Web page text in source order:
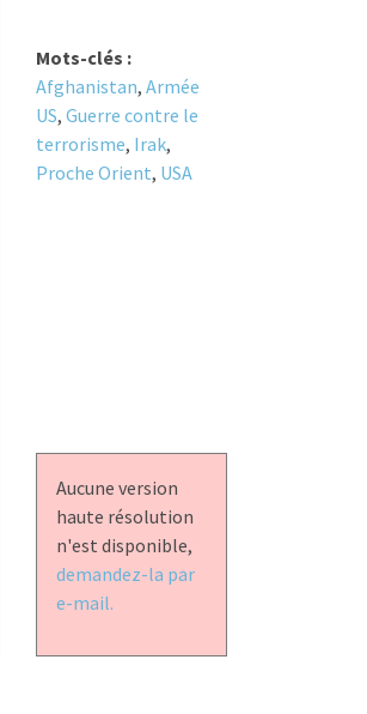
Mots-clés :
Afghanistan, Armée
US, Guerre contre le
terrorisme, Irak,
Proche Orient, USA
Aucune version
haute résolution
n'est disponible,
demandez-la par
e-mail.